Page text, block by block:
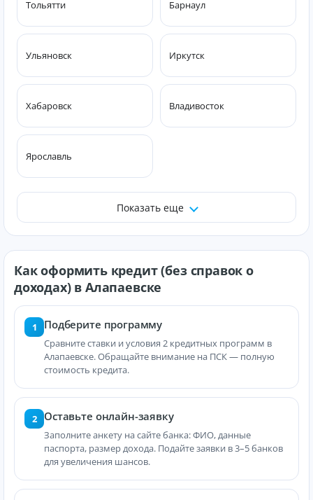
Тольятти Барнаул
Ульяновск Иркутск
Хабаровск Владивосток
Ярославль
Показать еще
Как оформить кредит (без справок о
доходах) в Алапаевске
1 Подберите программу
Сравните ставки и условия 2 кредитных программ в
Алапаевске. Обращайте внимание на ПСК — полную
стоимость кредита.
2 Оставьте онлайн-заявку
Заполните анкету на сайте банка: ФИО, данные
паспорта, размер дохода. Подайте заявки в 3–5 банков
для увеличения шансов.